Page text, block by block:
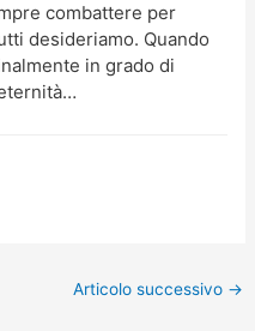
combattere per
desideriamo. Quando
in grado di
Articolo successivo →